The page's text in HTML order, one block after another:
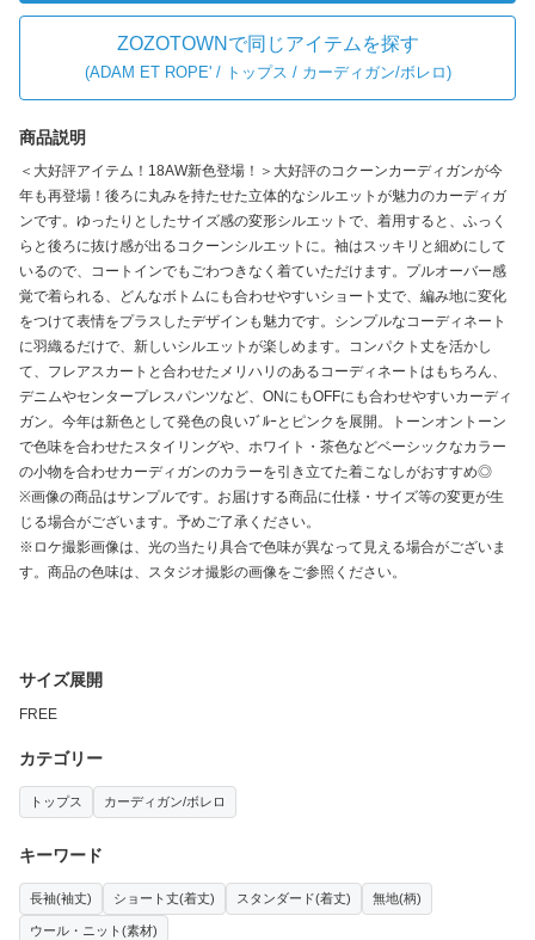
ZOZOTOWNで同じアイテムを探す
(ADAM ET ROPE' / トップス / カーディガン/ボレロ)
商品説明
＜大好評アイテム！18AW新色登場！＞大好評のコクーンカーディガンが今
年も再登場！後ろに丸みを持たせた立体的なシルエットが魅力のカーディガ
ンです。ゆったりとしたサイズ感の変形シルエットで、着用すると、ふっく
らと後ろに抜け感が出るコクーンシルエットに。袖はスッキリと細めにして
いるので、コートインでもごわつきなく着ていただけます。プルオーバー感
覚で着られる、どんなボトムにも合わせやすいショート丈で、編み地に変化
をつけて表情をプラスしたデザインも魅力です。シンプルなコーディネート
に羽織るだけで、新しいシルエットが楽しめます。コンパクト丈を活かし
て、フレアスカートと合わせたメリハリのあるコーディネートはもちろん、
デニムやセンタープレスパンツなど、ONにもOFFにも合わせやすいカーディ
ガン。今年は新色として発色の良いﾌﾞﾙｰとピンクを展開。トーンオントーン
で色味を合わせたスタイリングや、ホワイト・茶色などベーシックなカラー
の小物を合わせカーディガンのカラーを引き立てた着こなしがおすすめ◎
※画像の商品はサンプルです。お届けする商品に仕様・サイズ等の変更が生
じる場合がございます。予めご了承ください。
※ロケ撮影画像は、光の当たり具合で色味が異なって見える場合がございま
す。商品の色味は、スタジオ撮影の画像をご参照ください。
サイズ展開
FREE
カテゴリー
トップス カーディガン/ボレロ
キーワード
長袖(袖丈) ショート丈(着丈) スタンダード(着丈) 無地(柄)
ウール・ニット(素材)